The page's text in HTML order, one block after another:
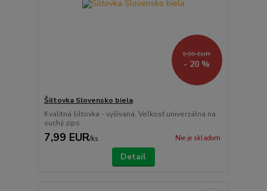
9,99 EUR
- 20 %
Šiltovka Slovensko biela
Kvalitná šiltovka - vyšívaná. Veľkosť univerzálna na
suchý zips.
7,99 EUR/ks Nie je skladom
Detail